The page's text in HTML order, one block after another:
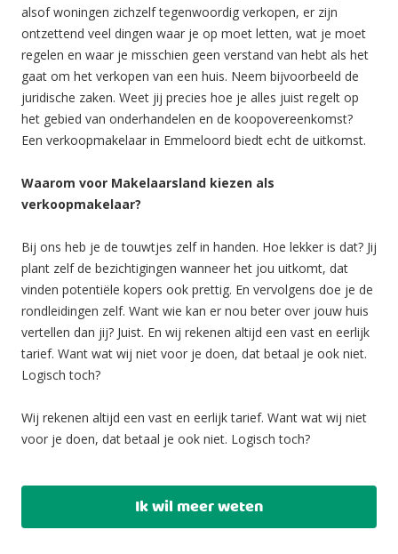
alsof woningen zichzelf tegenwoordig verkopen, er zijn
ontzettend veel dingen waar je op moet letten, wat je moet
regelen en waar je misschien geen verstand van hebt als het
gaat om het verkopen van een huis. Neem bijvoorbeeld de
juridische zaken. Weet jij precies hoe je alles juist regelt op
het gebied van onderhandelen en de koopovereenkomst?
Een verkoopmakelaar in Emmeloord biedt echt de uitkomst.
Waarom voor Makelaarsland kiezen als
verkoopmakelaar?
Bij ons heb je de touwtjes zelf in handen. Hoe lekker is dat? Jij
plant zelf de bezichtigingen wanneer het jou uitkomt, dat
vinden potentiële kopers ook prettig. En vervolgens doe je de
rondleidingen zelf. Want wie kan er nou beter over jouw huis
vertellen dan jij? Juist. En wij rekenen altijd een vast en eerlijk
tarief. Want wat wij niet voor je doen, dat betaal je ook niet.
Logisch toch?
Wij rekenen altijd een vast en eerlijk tarief. Want wat wij niet
voor je doen, dat betaal je ook niet. Logisch toch?
Ik wil meer weten